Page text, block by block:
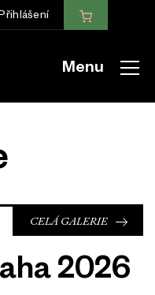
Menu
2026
CELÁ GALERIE